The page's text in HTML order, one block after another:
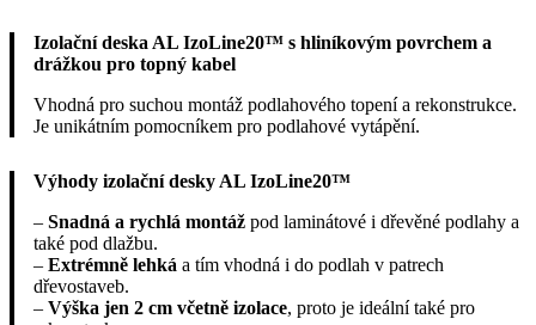
Izolační deska AL IzoLine20™ s hliníkovým povrchem a
drážkou pro topný kabel
Vhodná pro suchou montáž podlahového topení a rekonstrukce.
Je unikátním pomocníkem pro podlahové vytápění.
Výhody izolační desky AL IzoLine20™
– Snadná a rychlá montáž pod laminátové i dřevěné podlahy a
také pod dlažbu.
– Extrémně lehká a tím vhodná i do podlah v patrech
dřevostaveb.
– Výška jen 2 cm včetně izolace, proto je ideální také pro